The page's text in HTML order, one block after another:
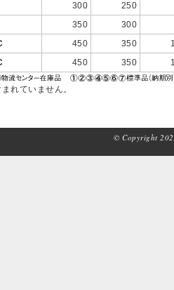
300
250
350
300
450 350
450 350
まれていません。
© Copyright